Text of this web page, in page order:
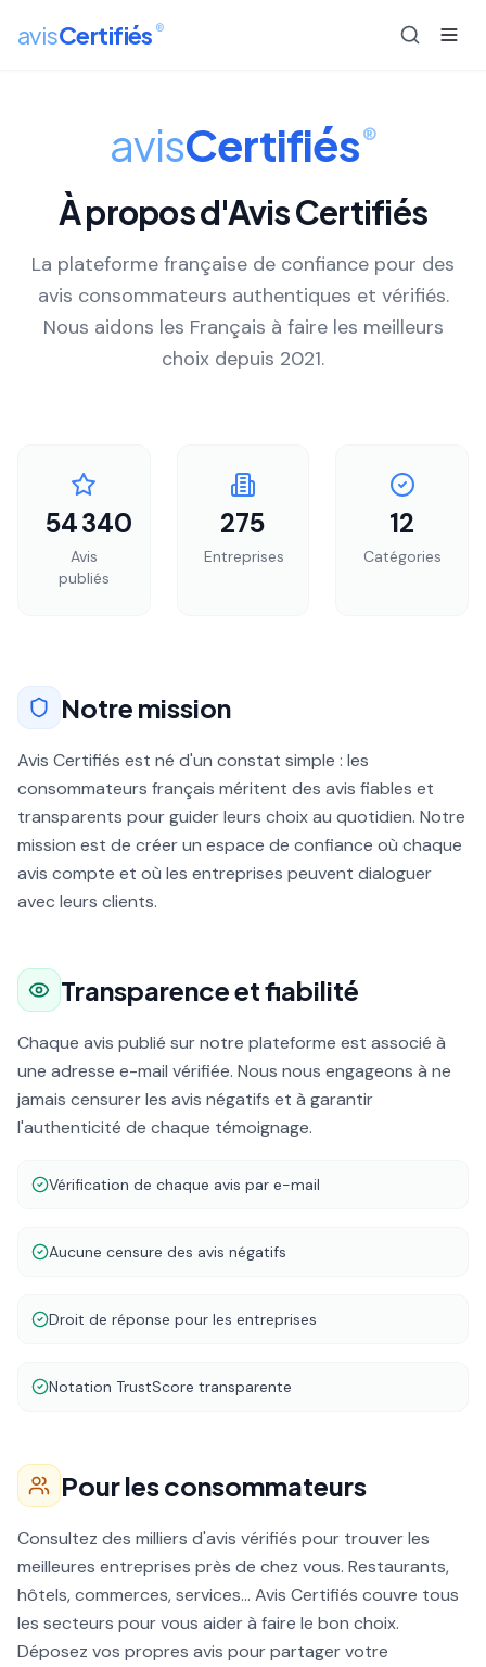
avisCertifiés ®
avisCertifiés®
À propos d'Avis Certifiés
La plateforme française de confiance pour des
avis consommateurs authentiques et vérifiés.
Nous aidons les Français à faire les meilleurs
choix depuis 2021.
54 340
Avis
publiés
275
Entreprises
12
Catégories
Notre mission
Avis Certifiés est né d'un constat simple : les
consommateurs français méritent des avis fiables et
transparents pour guider leurs choix au quotidien. Notre
mission est de créer un espace de confiance où chaque
avis compte et où les entreprises peuvent dialoguer
avec leurs clients.
Transparence et fiabilité
Chaque avis publié sur notre plateforme est associé à
une adresse e-mail vérifiée. Nous nous engageons à ne
jamais censurer les avis négatifs et à garantir
l'authenticité de chaque témoignage.
Vérification de chaque avis par e-mail
Aucune censure des avis négatifs
Droit de réponse pour les entreprises
Notation TrustScore transparente
Pour les consommateurs
Consultez des milliers d'avis vérifiés pour trouver les
meilleures entreprises près de chez vous. Restaurants,
hôtels, commerces, services... Avis Certifiés couvre tous
les secteurs pour vous aider à faire le bon choix.
Déposez vos propres avis pour partager votre